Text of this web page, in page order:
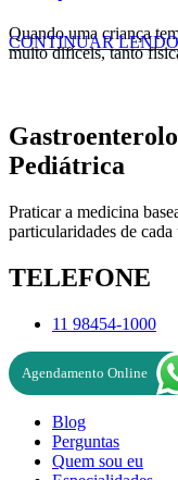
Quando uma criança
muito difíceis, tanto
CONTINUAR LENDO
Pediátrica
Praticar a medicina
particularidades de cada
TELEFONE
11 98454-1000
Agendamento Online
Blog
Perguntas
Quem sou eu